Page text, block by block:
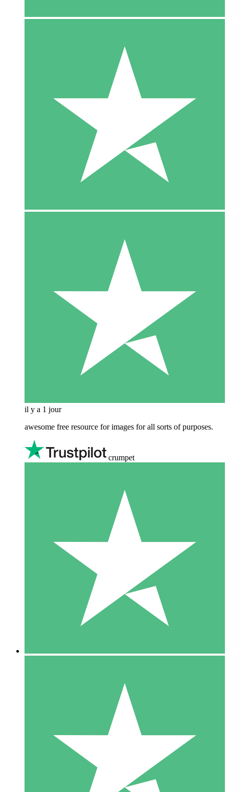
il y a 1 jour
awesome free resource for images for all sorts of purposes.
crumpet